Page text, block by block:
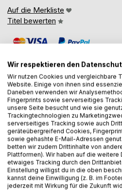
Auf die Merkliste
Titel bewerten
BESCHREIBUNG
fotolulu`s Abenteuer
Drei fotolulu-Abenteuerbücher in
fotolulu in Afrika
fotolulu auf Sri Lanka
fotolulu in Florida und auf den
Wir respektieren den
Wir nutzen Cookies und vergleichbare
Website. Einige von ihnen sind
Daneben verwenden wir
Fingerprints sowie serverseitiges
unsere Seite besucht und wie sie
Trackingtechnologien zu
serverseitiges Tracking sowie auch
geräteübergreifend Cookies,
sowie gehashte E-Mail-Adressen
betten wir zudem Drittinhalte von
Plattformen). Wir haben auf die weitere
etwaiges Tracking durch den
Einstellung willigst du in die oben
kannst deine Einwilligung (z. B. im
jederzeit mit Wirkung für die Zukunft